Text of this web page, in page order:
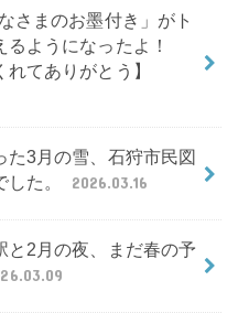
さまのお墨付き」がト
るようになったよ！
れてありがとう】
た3月の雪、石狩市民図
した。
2026.03.16
と2月の夜、まだ春の予